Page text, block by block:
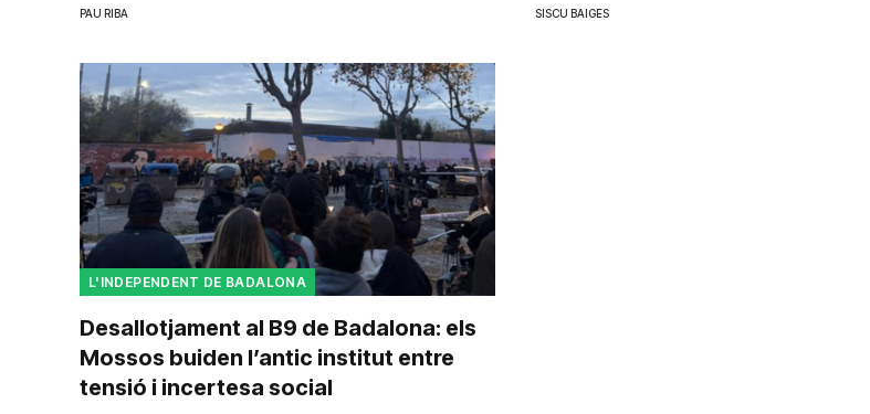
PAU RIBA SISCU BAIGES
L'INDEPENDENT DE BADALONA
Desallotjament al B9 de Badalona: els
Mossos buiden l’antic institut entre
tensió i incertesa social